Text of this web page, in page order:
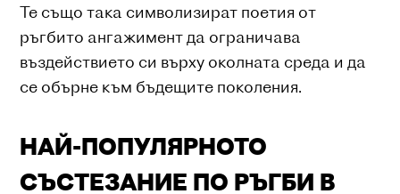
Те също така символизират поетия от
ръгбито ангажимент да ограничава
въздействието си върху околната среда и да
се обърне към бъдещите поколения.
НАЙ-ПОПУЛЯРНОТО
СЪСТЕЗАНИЕ ПО РЪГБИ В